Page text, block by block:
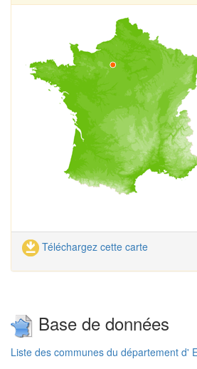
Téléchargez cette carte
Base de données
Liste des communes du département d'